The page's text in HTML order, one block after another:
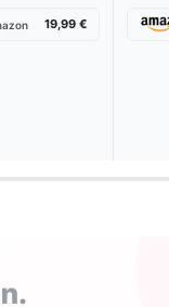
19,99 €